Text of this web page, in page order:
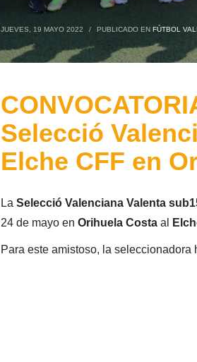
JUEVES, 19 MAYO 2022 / PUBLICADO EN FÚTBOL
Selecció
Elche CFF en
La Selecció Valenciana Valenta
24 de mayo en Orihuela Costaal
Para este amistoso, la